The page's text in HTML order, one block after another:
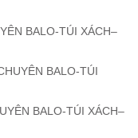
BALO-TÚI XÁCH–
BALO-TÚI
BALO-TÚI XÁCH–